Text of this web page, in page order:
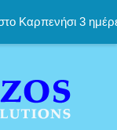
Καρπενήσι 3